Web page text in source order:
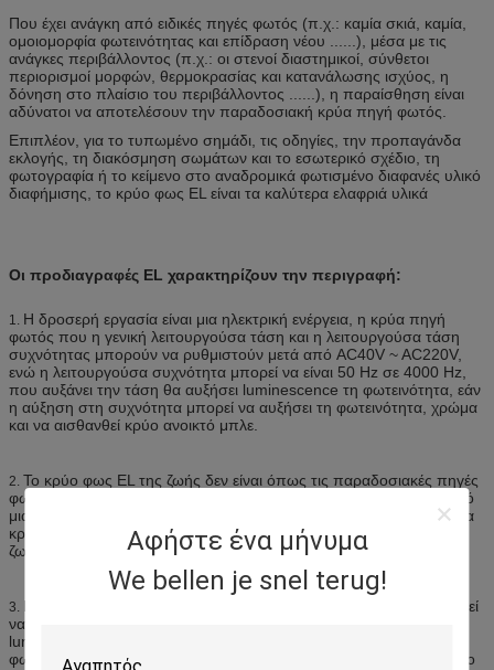
Αφήστε ένα μήνυμα
We bellen je snel terug!
Που έχει ανάγκη από ειδικές πηγές φωτός (π.χ.: καμία σκιά, καμία,
ομοιομορφία φωτεινότητας και επίδραση νέου ......), μέσα με τις
ανάγκες περιβάλλοντος (π.χ.: οι στενοί διαστημικοί, σύνθετοι
περιορισμοί μορφών, θερμοκρασίας και κατανάλωσης ισχύος, η
δόνηση στο πλαίσιο του περιβάλλοντος ......), η παραίσθηση είναι
αδύνατοι να αποτελέσουν την παραδοσιακή κρύα πηγή φωτός.
Επιπλέον, για το τυπωμένο σημάδι, τις οδηγίες, την προπαγάνδα
εκλογής, τη διακόσμηση σωμάτων και το εσωτερικό σχέδιο, τη
φωτογραφία ή το κείμενο στο αναδρομικά φωτισμένο διαφανές υλικό
διαφήμισης, το κρύο φως EL είναι τα καλύτερα ελαφριά υλικά
Οι προδιαγραφές EL χαρακτηρίζουν την περιγραφή:
1. Η δροσερή εργασία είναι μια ηλεκτρική ενέργεια, η κρύα πηγή
φωτός που η γενική λειτουργούσα τάση και η λειτουργούσα τάση
συχνότητας μπορούν να ρυθμιστούν μετά από AC40V ~ AC220V,
ενώ η λειτουργούσα συχνότητα μπορεί να είναι 50 Hz σε 4000 Hz,
που αυξάνει την τάση θα αυξήσει luminescence τη φωτεινότητα, εάν
η αύξηση στη συχνότητα μπορεί να αυξήσει τη φωτεινότητα, χρώμα
και να αισθανθεί κρύο ανοικτό μπλε.
2. Το κρύο φως EL της ζωής δεν είναι όπως τις παραδοσιακές πηγές
φωτός έχει την ξαφνική μεταβίβαση του φαινομένου, αλλά μετά από
μια μεγάλη περίοδο της χρήσης, η φωτεινότητα μειωμένος βαθμιαία
κρύο, η τάση, συχνότητα, θερμοκρασία, υγρασία, κρύο φως της
ζωής είναι επηρεασθείς παράγοντας κλειδί
3. Η luminescent φωτεινότητα της luminescent φωτεινότητας μπορεί
να ληφθεί από τη φωτομετρική μέτρηση, η φωτεινότητα της
luminescent πηγής φωτός εκφράζεται συνήθως στις μονάδες του
φωτομετρικού υπολογισμού, αλλά το ανθρώπινο μάτι είναι λιγότερο